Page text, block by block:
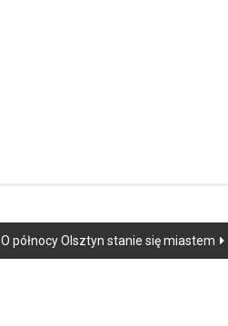
O północy Olsztyn stanie się miastem